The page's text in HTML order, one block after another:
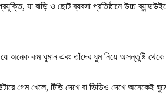
যা বাড়ি ও ছোট ব্যবসা প্রতিষ্ঠানে উচ্চ
অনেক কম ঘুমান এবং তাঁদের ঘুম নিয়ে অসন্তুষ্টি থেকে
গেম খেলে, টিভি দেখে বা ভিডিও দেখে অনেকেই